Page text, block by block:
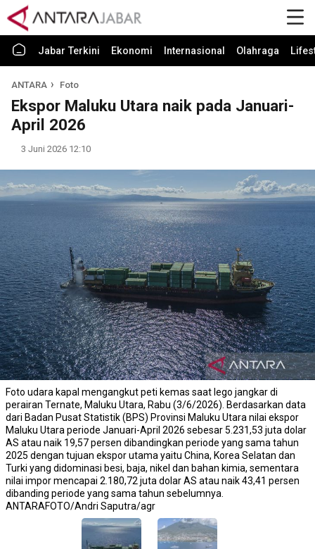
Jabar Terkini Ekonomi Internasional Olahraga
ANTARA Foto
Ekspor Maluku Utara naik pada Januari-
April 2026
3 Juni 2026 12:10
Foto udara kapal mengangkut peti kemas saat lego jangkar di
perairan Ternate, Maluku Utara, Rabu (3/6/2026). Berdasarkan data
dari Badan Pusat Statistik (BPS) Provinsi Maluku Utara nilai ekspor
Maluku Utara periode Januari-April 2026 sebesar 5.231,53 juta dolar
AS atau naik 19,57 persen dibandingkan periode yang sama tahun
2025 dengan tujuan ekspor utama yaitu China, Korea Selatan dan
Turki yang didominasi besi, baja, nikel dan bahan kimia, sementara
nilai impor mencapai 2.180,72 juta dolar AS atau naik 43,41 persen
dibanding periode yang sama tahun sebelumnya.
ANTARAFOTO/Andri Saputra/agr